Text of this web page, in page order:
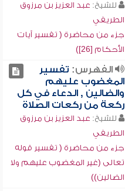
للشيخ: عبد العزيز بن مرزوق
الطريفي
جزء من محاضرة ( تفسير آيات
الأحكام [26])
الفهرس: تفسير
المغضوب عليهم
والضالين , الدعاء في كل
ركعة من ركعات الصلاة
للشيخ: عبد العزيز بن مرزوق
الطريفي
جزء من محاضرة ( تفسير قوله
تعالى (غير المغضوب عليهم ولا
الضالين))